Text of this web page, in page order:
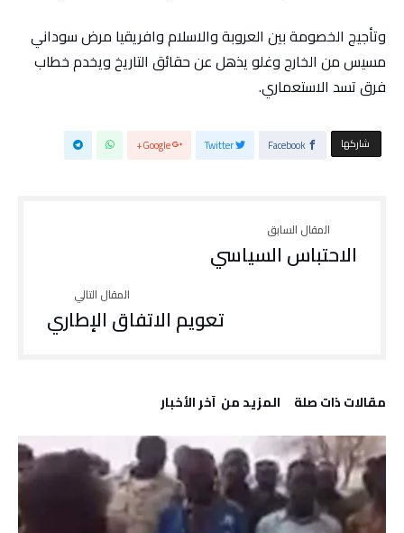
وتأجيج الخصومة بين العروبة والاسلام وافريقيا مرض سوداني
مسيس من الخارج وغلو يذهل عن حقائق التاريخ ويخدم خطاب
فرق تسد الاستعماري.
‫‫ شاركها‬ Facebook
Twitter
Google+
الاحتباس السياسي
تعويم الاتفاق الإطاري
‫مقالات ذات صلة‬ ‫المزيد من ‬ آخر الأخبار